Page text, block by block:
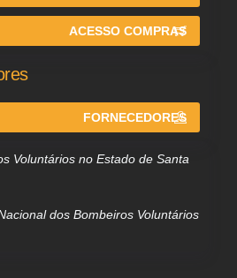
ACESSO COMPRAS
FORNECEDORES
Voluntários no Estado de Santa
dos Bombeiros Voluntários